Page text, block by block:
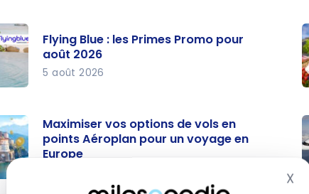
X
Flying Blue : les Primes Promo pour
août 2026
5 août 2026
Maximiser vos options de vols en
points Aéroplan pour un voyage en
Europe